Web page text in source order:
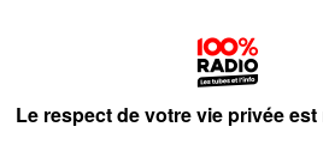
Le respect de votre vie privée